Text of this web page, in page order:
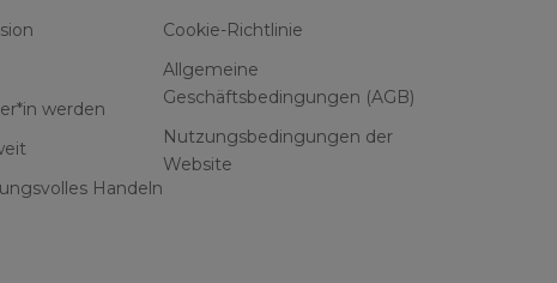
werden
Handeln
Cookie-Richtlinie
Allgemeine
Geschäftsbedingungen (AGB)
Nutzungsbedingungen der
Website